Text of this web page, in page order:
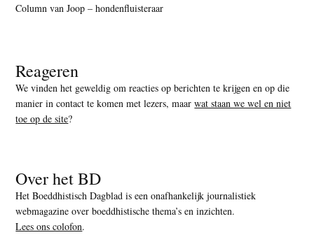
Column van Joop – hondenfluisteraar
Reageren
We vinden het geweldig om reacties op berichten te krijgen en op die
manier in contact te komen met lezers, maarwat staan we wel en niet
toe op de site?
Over het BD
Het Boeddhistisch Dagblad is een onafhankelijk journalistiek
webmagazine over boeddhistische thema’s en inzichten.
Lees ons colofon.